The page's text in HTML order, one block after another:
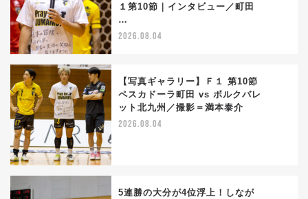
１第10節｜インタビュー／町田
…
2026.08.04
【写真ギャラリー】Ｆ１ 第10節
ペスカドーラ町田 vs ボルクバレ
ット北九州／撮影＝満本泰介
2026.08.04
5連勝の大分が4位浮上！しなが